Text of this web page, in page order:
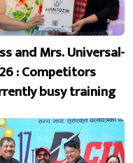
and Mrs. Universal-
: Competitors
busy training